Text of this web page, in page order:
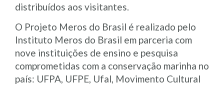
distribuídos aos visitantes.
O Projeto Meros do Brasil é realizado pelo
Instituto Meros do Brasil em parceria com
nove instituições de ensino e pesquisa
comprometidas com a conservação marinha no
país: UFPA, UFPE, Ufal, Movimento Cultural